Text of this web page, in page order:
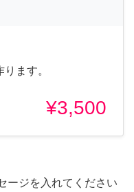
ます。
¥3,500
ージを入れてください